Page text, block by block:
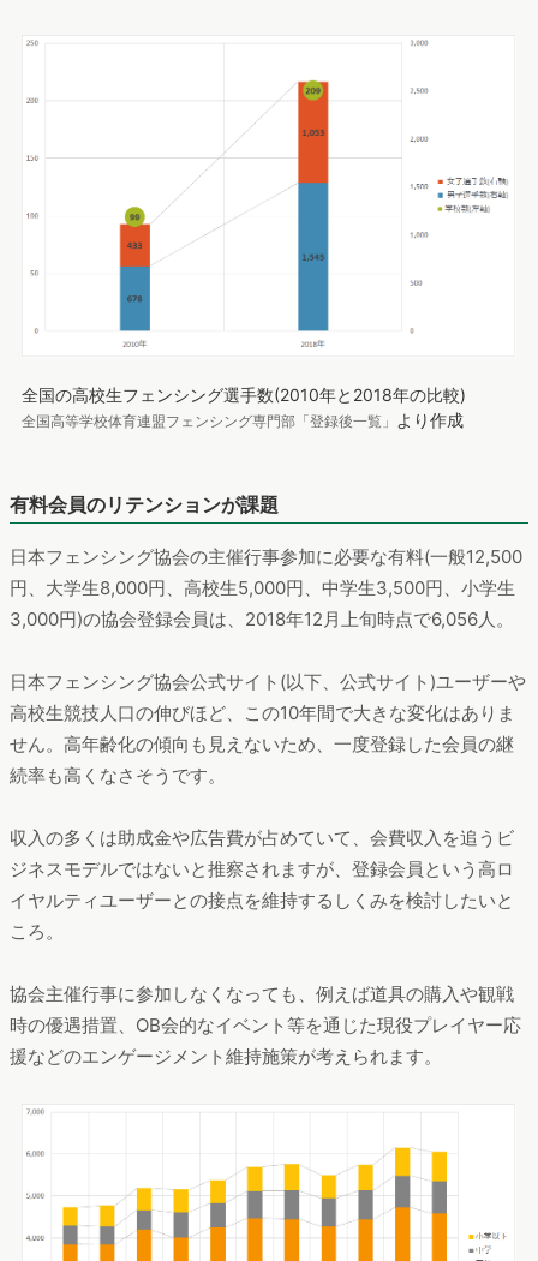
全国の高校生フェンシング選手数(2010年と2018年の比較)
全国高等学校体育連盟フェンシング専門部「登録後一覧」 より作成
有料会員のリテンションが課題
日本フェンシング協会の主催行事参加に必要な有料(一般12,500
円、大学生8,000円、高校生5,000円、中学生3,500円、小学生
3,000円)の協会登録会員は、2018年12月上旬時点で6,056人。
日本フェンシング協会公式サイト(以下、公式サイト)ユーザーや
高校生競技人口の伸びほど、この10年間で大きな変化はありま
せん。高年齢化の傾向も見えないため、一度登録した会員の継
続率も高くなさそうです。
収入の多くは助成金や広告費が占めていて、会費収入を追うビ
ジネスモデルではないと推察されますが、登録会員という高ロ
イヤルティユーザーとの接点を維持するしくみを検討したいと
ころ。
協会主催行事に参加しなくなっても、例えば道具の購入や観戦
時の優遇措置、OB会的なイベント等を通じた現役プレイヤー応
援などのエンゲージメント維持施策が考えられます。